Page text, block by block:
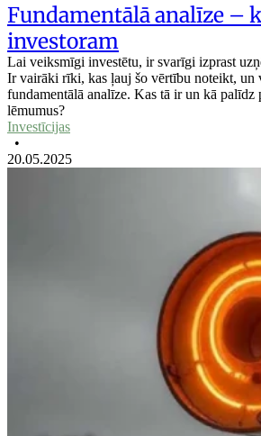
Fundamentālā analīze –
investoram
Lai veiksmīgi investētu, ir svarīgi izprast
Ir vairāki rīki, kas ļauj šo vērtību noteikt, un
fundamentālā analīze. Kas tā ir un kā palīdz
lēmumus?
Investīcijas
•
20.05.2025